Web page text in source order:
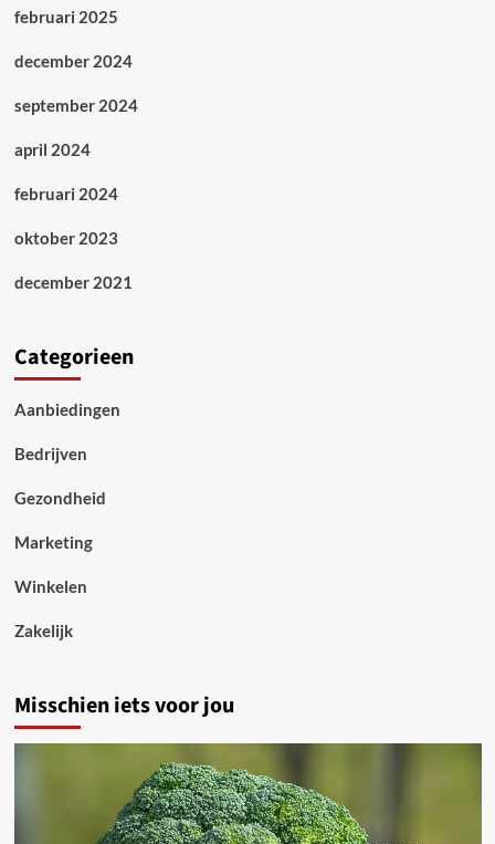
februari 2025
december 2024
september 2024
april 2024
februari 2024
oktober 2023
december 2021
Categorieen
Aanbiedingen
Bedrijven
Gezondheid
Marketing
Winkelen
Zakelijk
Misschien iets voor jou